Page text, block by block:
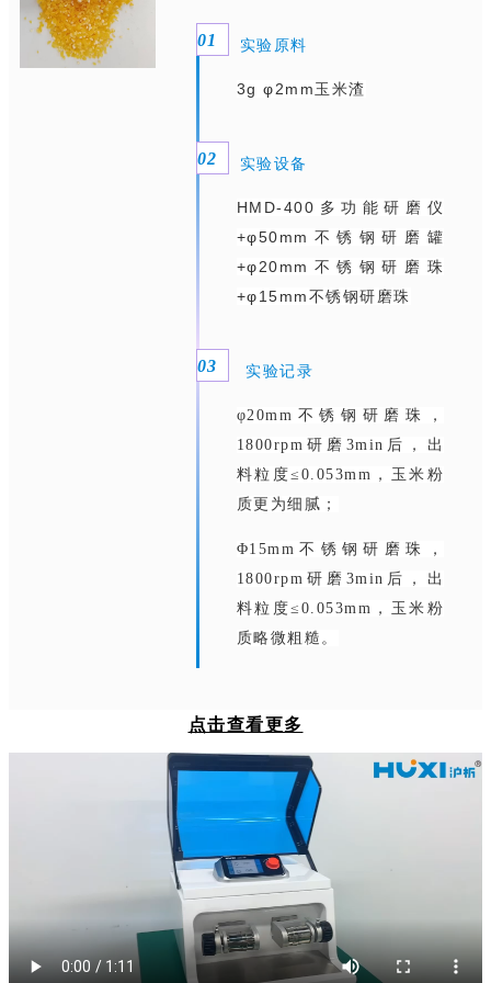
01 实验原料
3gφ2mm玉米渣
02 实验设备
HMD-400多功能研磨仪
+φ50mm不锈钢研磨罐
+φ20mm不锈钢研磨珠
+φ15mm不锈钢研磨珠
03 实验记录
φ20mm不锈钢研磨珠，
1800rpm研磨3min后，出
料粒度≤0.053mm，玉米粉
质更为细腻；
Φ15mm不锈钢研磨珠，
1800rpm研磨3min后， 出
料粒度≤0.053mm， 玉米粉
质略微粗糙。
点击查看更多